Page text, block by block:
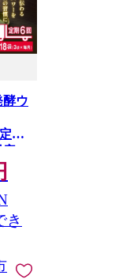
酵ウ
期
の
無
式
リ
き